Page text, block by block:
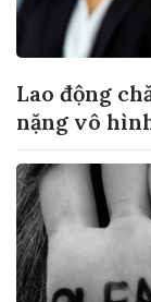
Lao động
nặng vô